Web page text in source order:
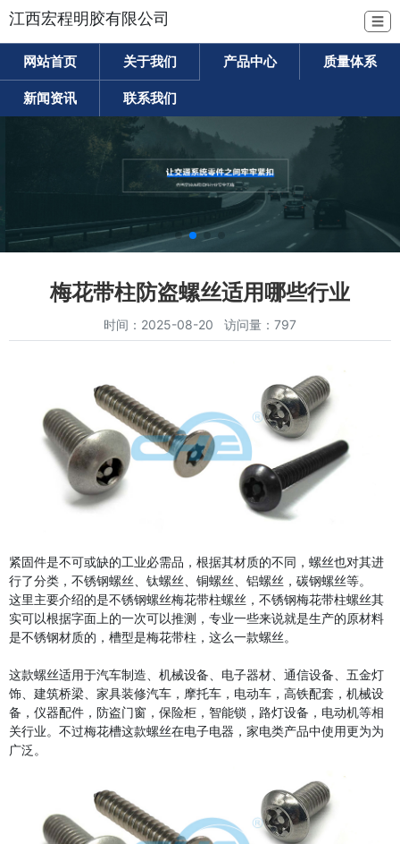
江西宏程明胶有限公司 ☰
网站首页 关于我们 产品中心 质量体系
新闻资讯 联系我们
梅花带柱防盗螺丝适用哪些行业
时间：2025-08-20 访问量：797
紧固件是不可或缺的工业必需品，根据其材质的不同，螺丝也对其进
行了分类，不锈钢螺丝、钛螺丝、铜螺丝、铝螺丝，碳钢螺丝等。
这里主要介绍的是不锈钢螺丝梅花带柱螺丝，不锈钢梅花带柱螺丝其
实可以根据字面上的一次可以推测，专业一些来说就是生产的原材料
是不锈钢材质的，槽型是梅花带柱，这么一款螺丝。
这款螺丝适用于汽车制造、机械设备、电子器材、通信设备、五金灯
饰、建筑桥梁、家具装修汽车，摩托车，电动车，高铁配套，机械设
备，仪器配件，防盗门窗，保险柜，智能锁，路灯设备，电动机等相
关行业。不过梅花槽这款螺丝在电子电器，家电类产品中使用更为为
广泛。